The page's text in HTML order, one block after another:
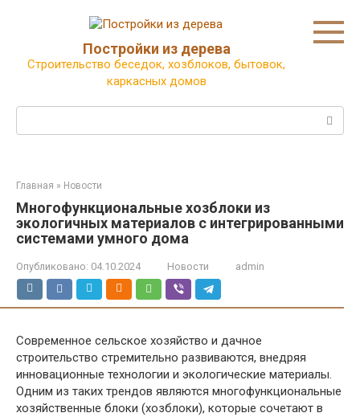
Постройки из дерева
Строительство беседок, хозблоков, бытовок,
каркасных домов
Главная » Новости
Многофункциональные хозблоки из
экологичных материалов с интегрированными
системами умного дома
Опубликовано: 04.10.2024 Новости admin
Современное сельское хозяйство и дачное
строительство стремительно развиваются, внедряя
инновационные технологии и экологические материалы.
Одним из таких трендов являются многофункциональные
хозяйственные блоки (хозблоки), которые сочетают в